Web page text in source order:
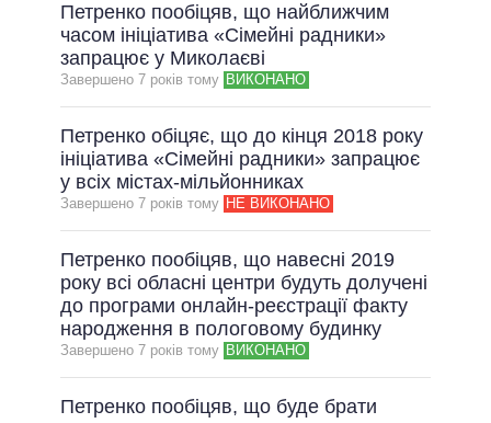
Петренко пообіцяв, що найближчим
часом ініціатива «Сімейні радники»
запрацює у Миколаєві
Завершено 7 рокiв тому ВИКОНАНО
Петренко обіцяє, що до кінця 2018 року
ініціатива «Сімейні радники» запрацює
у всіх містах-мільйонниках
Завершено 7 рокiв тому НЕ ВИКОНАНО
Петренко пообіцяв, що навесні 2019
року всі обласні центри будуть долучені
до програми онлайн-реєстрації факту
народження в пологовому будинку
Завершено 7 рокiв тому ВИКОНАНО
Петренко пообіцяв, що буде брати